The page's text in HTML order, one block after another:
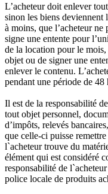
L’acheteur doit enlever
sinon les biens deviennent
à moins, que l’acheteur ne
signe une entente pour
de la location pour le
objet ou de signer une
enlever le contenu.
pendant une période de 48
Il est de la responsabilité
tout objet personnel,
d’impôts, relevés
que celle-ci puisse
l`acheteur trouve du
élément qui est considéré
responsabilité de
police locale de produits